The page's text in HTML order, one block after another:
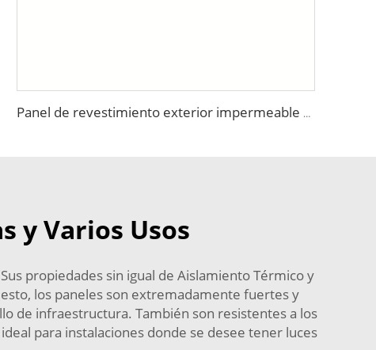
Panel de revestimiento exterior impermeable decorativo Panel Sándwich de Lana de Roca
y Varios Usos
propiedades sin igual de Aislamiento Térmico y
los paneles son extremadamente fuertes y
de infraestructura. También son resistentes a los
para instalaciones donde se desee tener luces